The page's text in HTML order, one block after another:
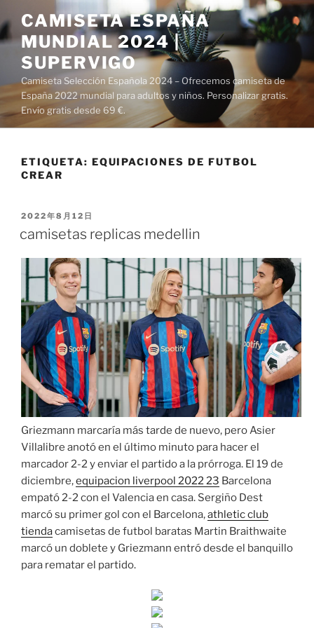
al
contenido
CAMISETA ESPAÑA
MUNDIAL 2024 |
SUPERVIGO
Camiseta Selección Española 2024 – Ofrecemos camiseta de
España 2022 mundial para adultos y niños. Personalizar gratis.
Envío gratis desde 69 €.
ETIQUETA: EQUIPACIONES DE FUTBOL
CREAR
PUBLICADO
2022年8月12日
camisetas replicas medellin
Griezmann marcaría más tarde de nuevo, pero Asier
Villalibre anotó en el último minuto para hacer el
marcador 2-2 y enviar el partido a la prórroga. El 19 de
diciembre,equipacion liverpool 2022 23 Barcelona
empató 2-2 con el Valencia en casa. Sergiño Dest
marcó su primer gol con el Barcelona,athletic club
tiendacamisetas de futbol baratas Martin Braithwaite
marcó un doblete y Griezmann entró desde el banquillo
para rematar el partido.